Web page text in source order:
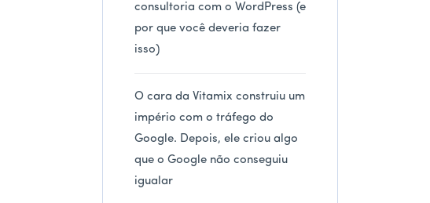
consultoria com o WordPress (e
por que você deveria fazer
isso)
O cara da Vitamix construiu um
império com o tráfego do
Google. Depois, ele criou algo
que o Google não conseguiu
igualar